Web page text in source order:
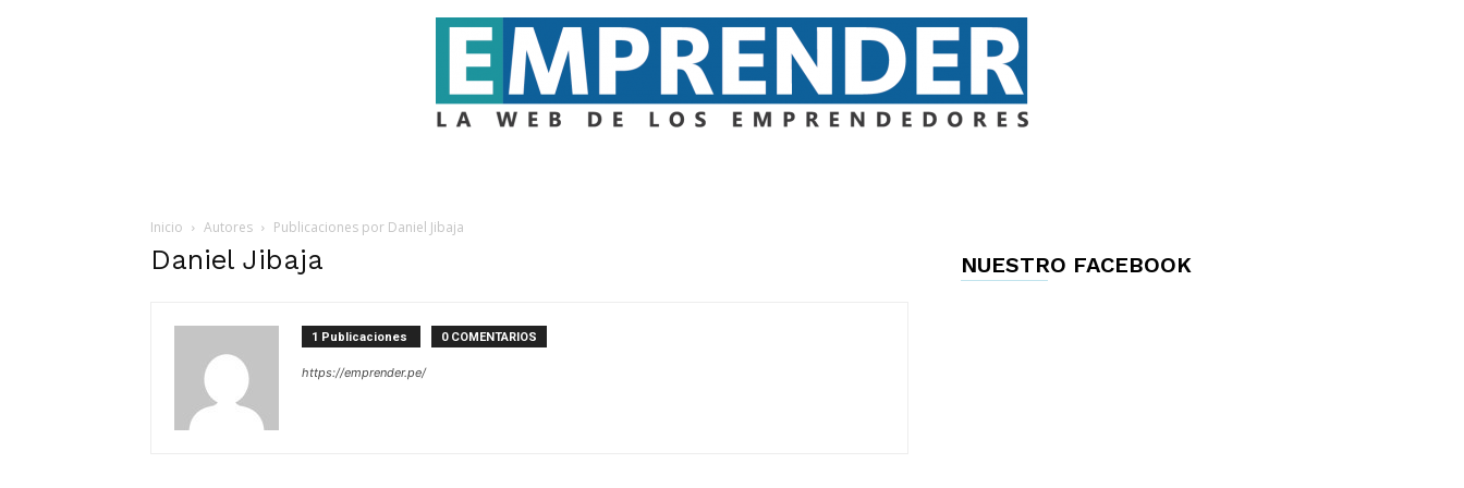
Inicio
Autores Publicaciones por Daniel Jibaja
Daniel Jibaja
1 Publicaciones 0 COMENTARIOS
https://emprender.pe/
NUESTRO FACEBOOK